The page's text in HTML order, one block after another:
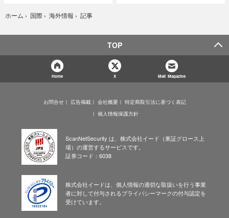
ホーム › 国際 › 海外情報 › 記事
TOP
Home X Mail Magazine
お問合せ 広告掲載 会社概要
特定商取引法に基づく表記
個人情報保護方針
ScanNetSecurity は、株式会社イード（東証グロース上
場）の運営するサービスです。
証券コード：6038
株式会社イードは、個人情報の適切な取扱いを行う事業
者に対して付与されるプライバシーマークの付与認定を
受けています。